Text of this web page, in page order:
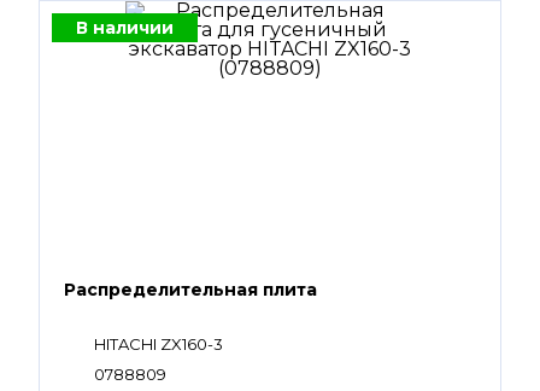
В наличии
Распределительная плита
HITACHI ZX160-3
0788809